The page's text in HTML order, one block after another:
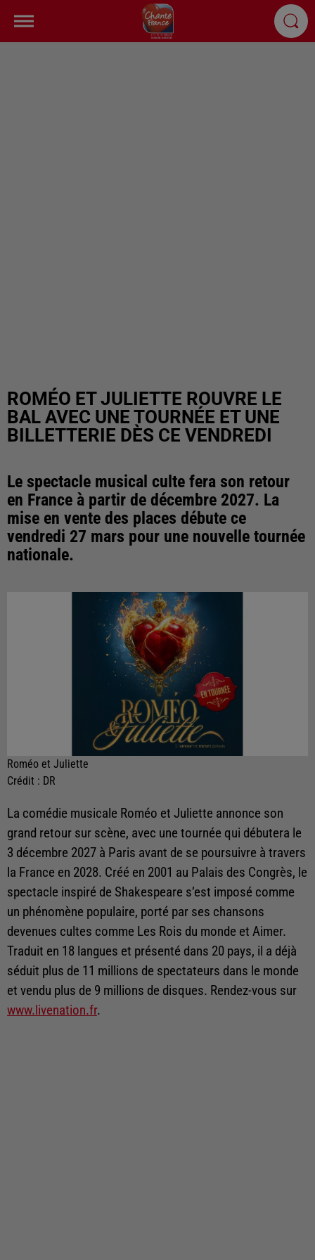
ROMÉO ET JULIETTE ROUVRE LE
BAL AVEC UNE TOURNÉE ET UNE
BILLETTERIE DÈS CE VENDREDI
Le spectacle musical culte fera son retour
en France à partir de décembre 2027. La
mise en vente des places débute ce
vendredi 27 mars pour une nouvelle tournée
nationale.
Roméo et Juliette
Crédit : DR
La comédie musicale Roméo et Juliette annonce son
grand retour sur scène, avec une tournée qui débutera le
3 décembre 2027 à Paris avant de se poursuivre à travers
la France en 2028. Créé en 2001 au Palais des Congrès, le
spectacle inspiré de Shakespeare s’est imposé comme
un phénomène populaire, porté par ses chansons
devenues cultes comme Les Rois du monde et Aimer.
Traduit en 18 langues et présenté dans 20 pays, il a déjà
séduit plus de 11 millions de spectateurs dans le monde
et vendu plus de 9 millions de disques. Rendez-vous sur
www.livenation.fr.